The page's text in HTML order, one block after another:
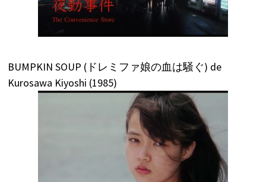
BUMPKIN SOUP (ドレミファ娘の血は騒ぐ) de
Kurosawa Kiyoshi (1985)